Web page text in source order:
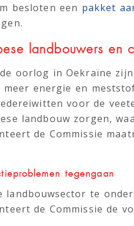
besloten een pakket
landbouwers en
oorlog in Oekraïne
meer energie en
voor de
landbouw zorgen,
de Commissie
tegengaan
landbouwsector te
de Commissie de